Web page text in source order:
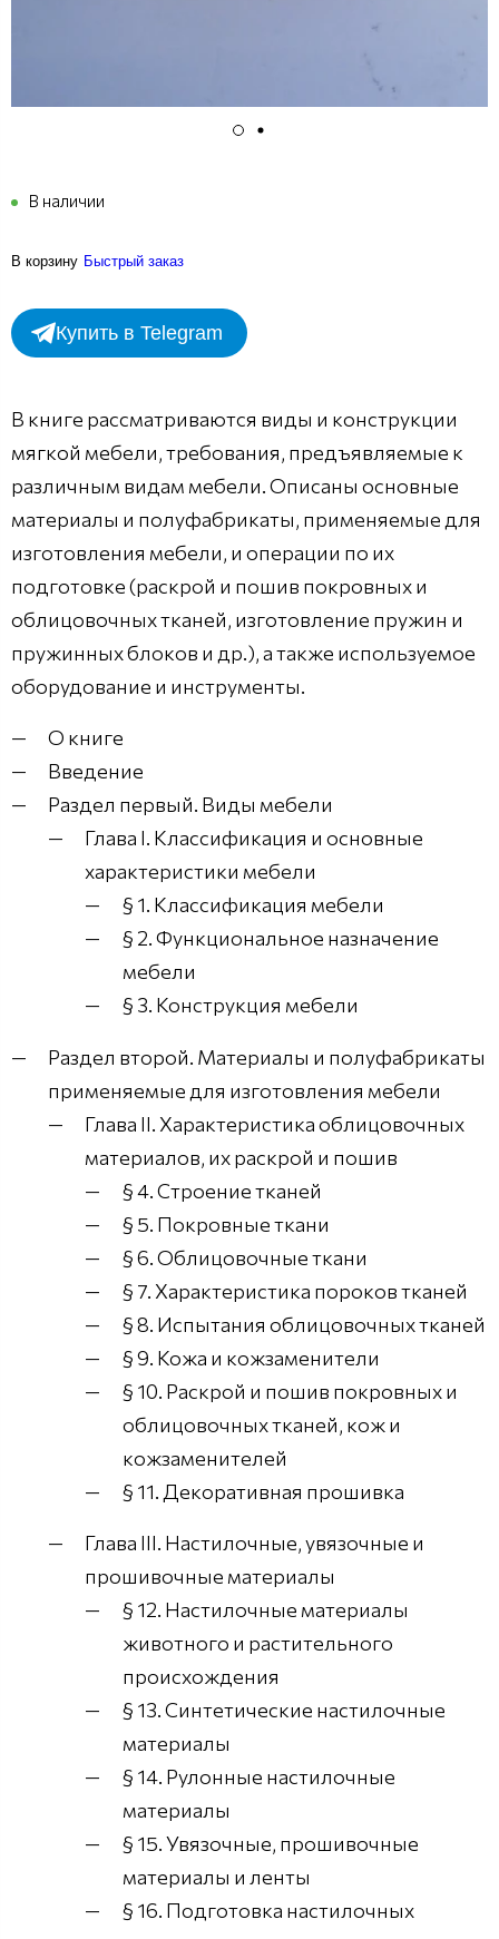
В наличии
В корзину Быстрый заказ
Купить в Telegram
В книге рассматриваются виды и конструкции
мягкой мебели, требования, предъявляемые к
различным видам мебели. Описаны основные
материалы и полуфабрикаты, применяемые для
изготовления мебели, и операции по их
подготовке (раскрой и пошив покровных и
облицовочных тканей, изготовление пружин и
пружинных блоков и др.), а также используемое
оборудование и инструменты.
О книге
Введение
Раздел первый. Виды мебели
Глава I. Классификация и основные
характеристики мебели
§ 1. Классификация мебели
§ 2. Функциональное назначение
мебели
§ 3. Конструкция мебели
Раздел второй. Материалы и полуфабрикаты
применяемые для изготовления мебели
Глава II. Характеристика облицовочных
материалов, их раскрой и пошив
§ 4. Строение тканей
§ 5. Покровные ткани
§ 6. Облицовочные ткани
§ 7. Характеристика пороков тканей
§ 8. Испытания облицовочных тканей
§ 9. Кожа и кожзаменители
§ 10. Раскрой и пошив покровных и
облицовочных тканей, кож и
кожзаменителей
§ 11. Декоративная прошивка
Глава III. Настилочные, увязочные и
прошивочные материалы
§ 12. Настилочные материалы
животного и растительного
происхождения
§ 13. Синтетические настилочные
материалы
§ 14. Рулонные настилочные
материалы
§ 15. Увязочные, прошивочные
материалы и ленты
§ 16. Подготовка настилочных